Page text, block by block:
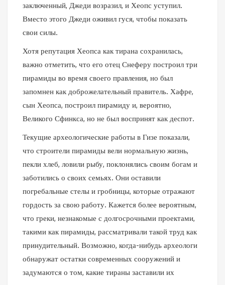
заключенный, Джеди возразил, и Хеопс уступил.
Вместо этого Джеди оживил гуся, чтобы показать
свои силы.
Хотя репутация Хеопса как тирана сохранилась,
важно отметить, что его отец Снеферу построил три
пирамиды во время своего правления, но был
запомнен как доброжелательный правитель. Хафре,
сын Хеопса, построил пирамиду и, вероятно,
Великого Сфинкса, но не был воспринят как деспот.
Текущие археологические работы в Гизе показали,
что строители пирамиды вели нормальную жизнь,
пекли хлеб, ловили рыбу, поклонялись своим богам и
заботились о своих семьях. Они оставили
погребальные стелы и гробницы, которые отражают
гордость за свою работу. Кажется более вероятным,
что греки, незнакомые с долгосрочными проектами,
такими как пирамиды, рассматривали такой труд как
принудительный. Возможно, когда-нибудь археологи
обнаружат остатки современных сооружений и
задумаются о том, какие тираны заставили их